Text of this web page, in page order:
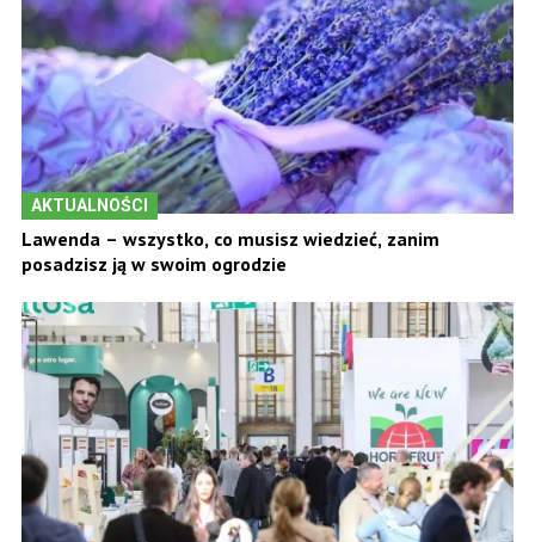
AKTUALNOŚCI
Lawenda – wszystko, co musisz wiedzieć, zanim
posadzisz ją w swoim ogrodzie